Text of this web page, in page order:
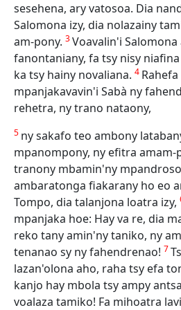
sesehena, ary vatosoa. Dia
Salomona izy, dia nolazainy
am-pony. 3Voavalin'i
fanontaniany, fa tsy nisy
ka tsy hainy novaliana. 4
mpanjakavavin'i Sabà ny
rehetra, ny trano nataony,
5 ny sakafo teo ambony
mpanompony, ny efitra
tranony mbamin'ny
ambaratonga fiakarany ho eo
Tompo, dia talanjona loatra izy,
mpanjaka hoe: Hay va re, dia
reko tany amin'ny taniko, ny
tenanao sy ny fahendrenao! 7
lazan'olona aho, raha tsy efa
kanjo hay mbola tsy ampy
voalaza tamiko! Fa mihoatra